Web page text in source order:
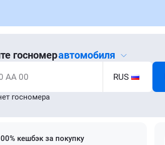
госномеравтомобиля
АА 00 RUS
госномера
кешбэк за покупку